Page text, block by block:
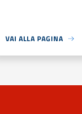
VAI ALLA PAGINA